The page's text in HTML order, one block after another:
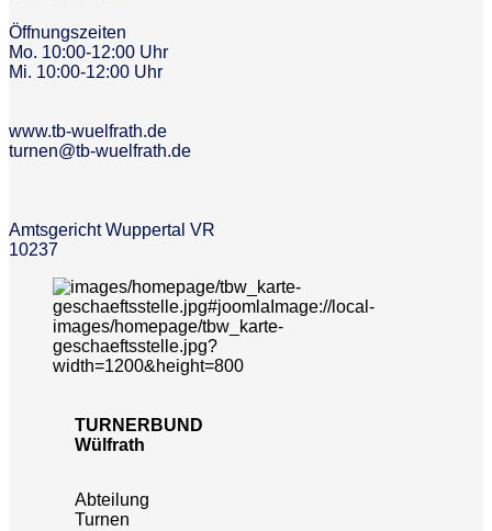
Öffnungszeiten
Mo. 10:00-12:00 Uhr
Mi. 10:00-12:00 Uhr
www.tb-wuelfrath.de
turnen@tb-wuelfrath.de
Amtsgericht Wuppertal VR
10237
TURNERBUND
Wülfrath
Abteilung
Turnen